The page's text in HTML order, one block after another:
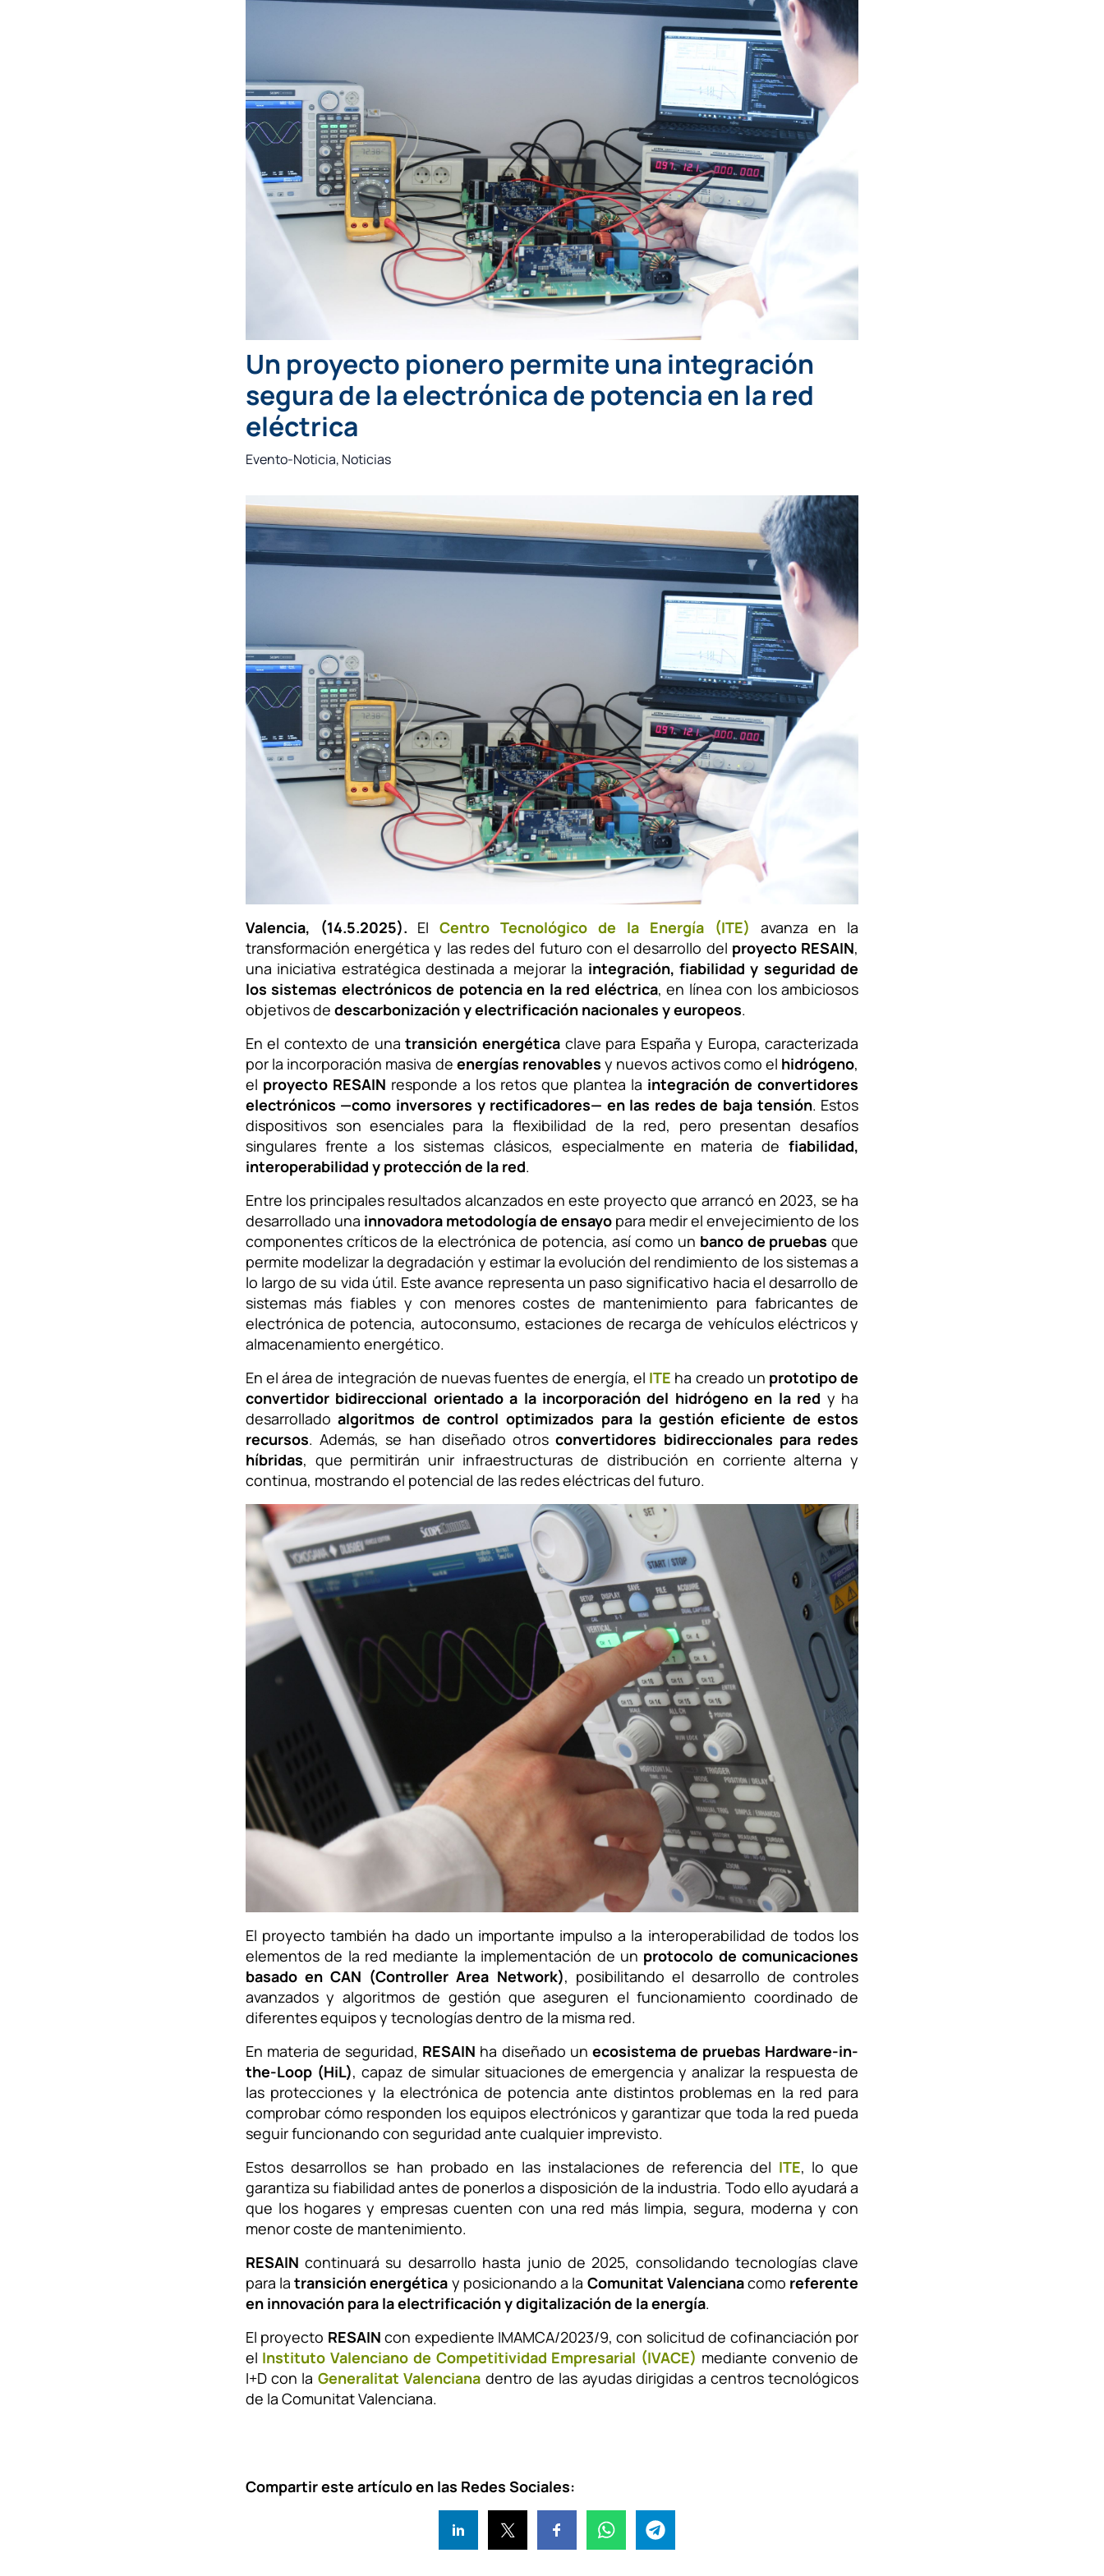
Un proyecto pionero permite una integración
segura de la electrónica de potencia en la red
eléctrica
Evento-Noticia, Noticias
Valencia, (14.5.2025). ElCentro Tecnológico de la Energía (ITE) avanza en la
transformación energética y las redes del futuro con el desarrollo del proyecto RESAIN,
una iniciativa estratégica destinada a mejorar la integración, fiabilidad y seguridad de
los sistemas electrónicos de potencia en la red eléctrica, en línea con los ambiciosos
objetivos de descarbonización y electrificación nacionales y europeos.
En el contexto de unatransición energética clave para España y Europa, caracterizada
por la incorporación masiva de energías renovables y nuevos activos como el hidrógeno,
el proyecto RESAIN responde a los retos que plantea la integración de convertidores
electrónicos —como inversores y rectificadores— en las redes de baja tensión. Estos
dispositivos son esenciales para la flexibilidad de la red, pero presentan desafíos
singulares frente a los sistemas clásicos, especialmente en materia defiabilidad,
interoperabilidad y protección de la red.
Entre los principales resultados alcanzados en este proyecto que arrancó en 2023, se ha
desarrollado una innovadora metodología de ensayopara medir el envejecimiento de los
componentes críticos de la electrónica de potencia, así como un banco de pruebas que
permite modelizar la degradación y estimar la evolución del rendimiento de los sistemas a
lo largo de su vida útil. Este avance representa un paso significativo hacia el desarrollo de
sistemas más fiables y con menores costes de mantenimiento para fabricantes de
electrónica de potencia, autoconsumo, estaciones de recarga de vehículos eléctricos y
almacenamiento energético.
En el área de integración de nuevas fuentes de energía, el ITE ha creado un prototipo de
convertidor bidireccional orientado a la incorporación del hidrógeno en la red y ha
desarrolladoalgoritmos de control optimizados para la gestión eficiente de estos
recursos. Además, se han diseñado otrosconvertidores bidireccionales para redes
híbridas, que permitirán unir infraestructuras de distribución en corriente alterna y
continua, mostrando el potencial de las redes eléctricas del futuro.
El proyecto también ha dado un importante impulso a la interoperabilidad de todos los
elementos de la red mediante la implementación de un protocolo de comunicaciones
basado en CAN (Controller Area Network), posibilitando el desarrollo de controles
avanzados y algoritmos de gestión que aseguren el funcionamiento coordinado de
diferentes equipos y tecnologías dentro de la misma red.
En materia de seguridad, RESAIN ha diseñado un ecosistema de pruebas Hardware-in-
the-Loop (HiL), capaz de simular situaciones de emergencia y analizar la respuesta de
las protecciones y la electrónica de potencia ante distintos problemas en la red para
comprobar cómo responden los equipos electrónicos y garantizar que toda la red pueda
seguir funcionando con seguridad ante cualquier imprevisto.
Estos desarrollos se han probado en las instalaciones de referencia del ITE, lo que
garantiza su fiabilidad antes de ponerlos a disposición de la industria. Todo ello ayudará a
que los hogares y empresas cuenten con una red más limpia, segura, moderna y con
menor coste de mantenimiento.
RESAIN continuará su desarrollo hasta junio de 2025, consolidando tecnologías clave
para latransición energética y posicionando a la Comunitat Valencianacomo referente
en innovación para la electrificación y digitalización de la energía.
El proyecto RESAIN con expediente IMAMCA/2023/9, con solicitud de cofinanciación por
el Instituto Valenciano de Competitividad Empresarial (IVACE) mediante convenio de
I+D con la Generalitat Valenciana dentro de las ayudas dirigidas a centros tecnológicos
de la Comunitat Valenciana.
Compartir este artículo en las Redes Sociales: